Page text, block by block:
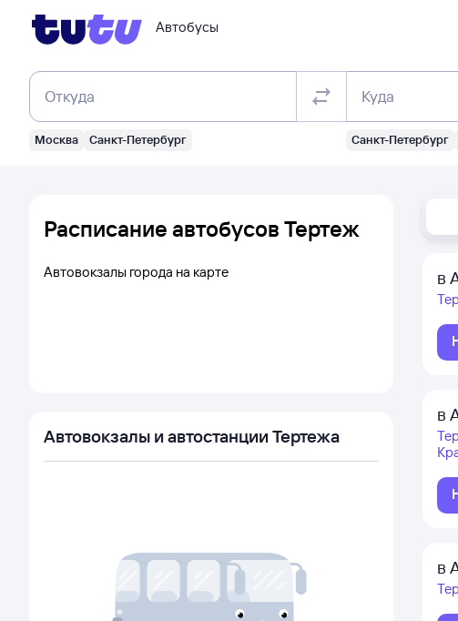
Автобусы
Откуда
Москва Санкт-Петербург
Куда
Санкт-Петербург
в
в
в
Расписание автобусов Тертеж
Автовокзалы города на карте
Автовокзалы и автостанции Тертежа